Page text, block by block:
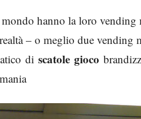
hanno la loro vending
– o meglio due vending
discatole gioco